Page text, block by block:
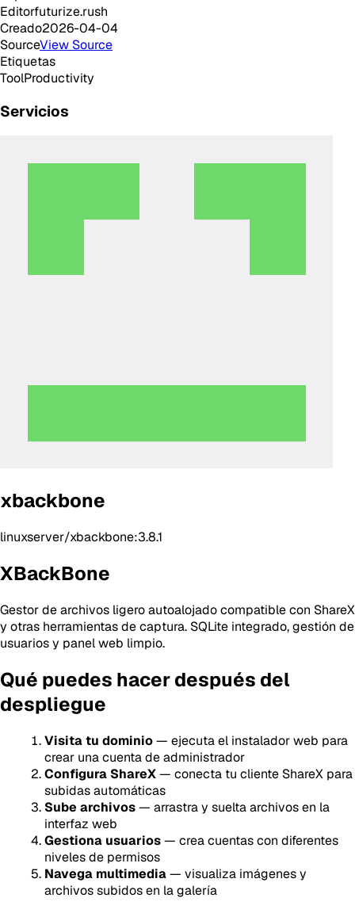
Editorfuturize.rush
Creado2026-04-04
SourceView Source
Etiquetas
ToolProductivity
Servicios
xbackbone
linuxserver/xbackbone:3.8.1
XBackBone
Gestor de archivos ligero autoalojado compatible con ShareX
y otras herramientas de captura. SQLite integrado, gestión de
usuarios y panel web limpio.
Qué puedes hacer después del
despliegue
Visita tu dominio— ejecuta el instalador web para
crear una cuenta de administrador
Configura ShareX— conecta tu cliente ShareX para
subidas automáticas
Sube archivos— arrastra y suelta archivos en la
interfaz web
Gestiona usuarios— crea cuentas con diferentes
niveles de permisos
Navega multimedia— visualiza imágenes y
archivos subidos en la galería